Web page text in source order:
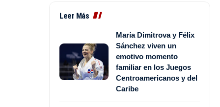
Leer Más
María Dimitrova y Félix
Sánchez viven un
emotivo momento
familiar en los Juegos
Centroamericanos y del
Caribe